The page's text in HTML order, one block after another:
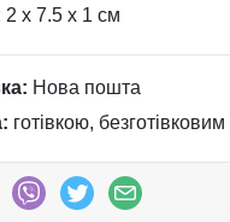
x 7.5 x 1 см
Нова пошта
готівкою,